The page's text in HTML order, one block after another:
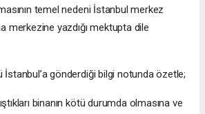
temel nedeni İstanbul merkez
merkezine yazdığı mektupta dile
gönderdiği bilgi notunda özetle;
binanın kötü durumda olmasına ve